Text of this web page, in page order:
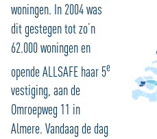
woningen. In 2004 was
dit gestegen tot zo’n
62.000 woningen en
opende ALLSAFE haar 5e
vestiging, aan de
Omroepweg 11 in
Almere. Vandaag de dag